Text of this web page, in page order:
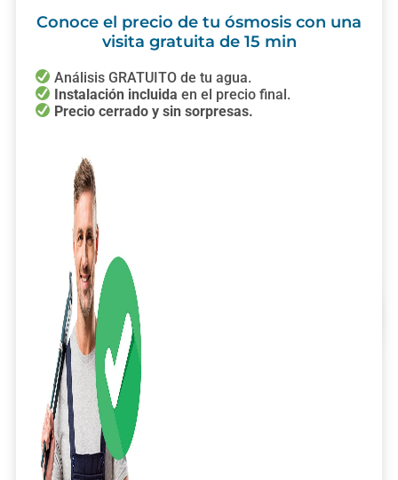
Conoce el precio de tu ósmosis con una
visita gratuita de 15 min
Análisis GRATUITO de tu agua.
Instalación incluida en el precio final.
Precio cerrado y sin sorpresas.